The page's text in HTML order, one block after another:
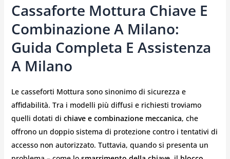
Cassaforte Mottura Chiave E
Combinazione A Milano:
Guida Completa E Assistenza
A Milano
Le casseforti Mottura sono sinonimo di sicurezza e
affidabilità. Tra i modelli più diffusi e richiesti troviamo
quelli dotati di chiave e combinazione meccanica, che
offrono un doppio sistema di protezione contro i tentativi di
accesso non autorizzato. Tuttavia, quando si presenta un